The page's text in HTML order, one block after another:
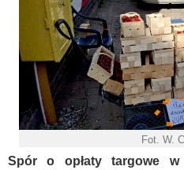
Fot. W.
Spór o opłaty targowe